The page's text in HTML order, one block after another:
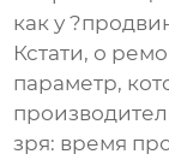
как у
Кстати, о
параметр,
зря: время